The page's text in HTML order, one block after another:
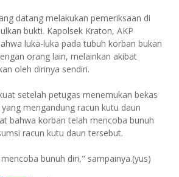
datang melakukan pemeriksaan di
bukti. Kapolsek Kraton, AKP
luka-luka pada tubuh korban bukan
orang lain, melainkan akibat
oleh dirinya sendiri.
setelah petugas menemukan bekas
mengandung racun kutu daun
bahwa korban telah mencoba bunuh
racun kutu daun tersebut.
bunuh diri," sampainya.(yus)